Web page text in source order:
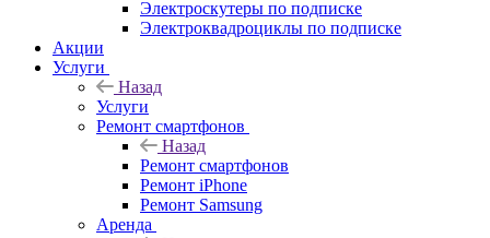
Электроскутеры по подписке
Электроквадроциклы по подписке
Акции
Услуги
Назад
Услуги
Ремонт смартфонов
Назад
Ремонт смартфонов
Ремонт iPhone
Ремонт Samsung
Аренда